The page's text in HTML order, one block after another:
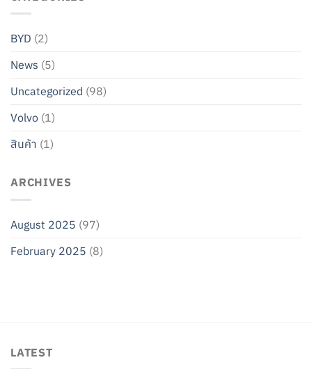
BYD (2)
News (5)
Uncategorized (98)
Volvo (1)
สินค้า (1)
ARCHIVES
August 2025 (97)
February 2025 (8)
LATEST